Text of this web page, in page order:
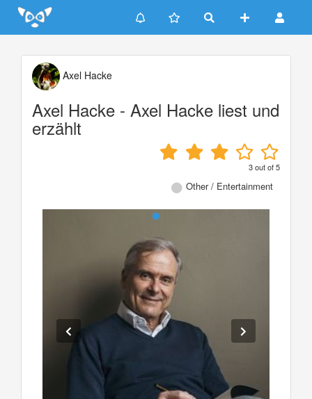
Update cookies preferences
Axel Hacke
Axel Hacke - Axel Hacke liest und
erzählt
3out of5
Other / Entertainment